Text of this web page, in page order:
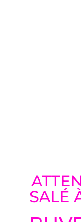
SALÉ